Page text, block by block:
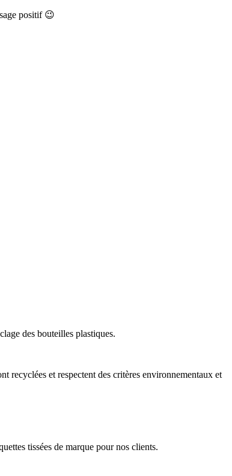
positif 😉
des bouteilles plastiques.
recyclées et respectent des critères environnementaux et
tissées de marque pour nos clients.